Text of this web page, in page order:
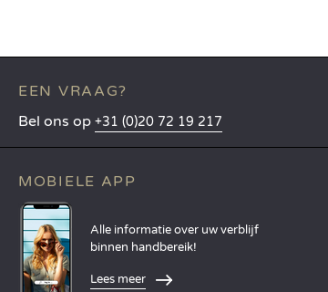
EEN VRAAG?
Bel ons op +31 (0)20 72 19 217
MOBIELE APP
Alle informatie over uw verblijf
binnen handbereik!
Lees meer